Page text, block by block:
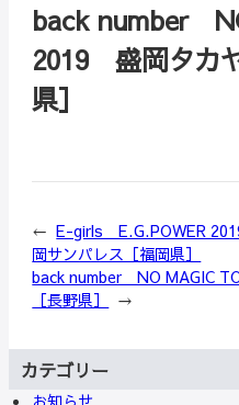
back number
2019 盛岡タカ
県］
← E-girls E.G.POWER
岡サンパレス［福岡県］
back number NO MAGIC
［長野県］
→
カテゴリー